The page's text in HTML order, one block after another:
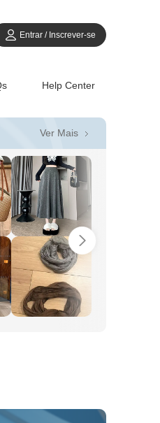
Entrar / Inscrever-se
Help Center
Ver Mais 